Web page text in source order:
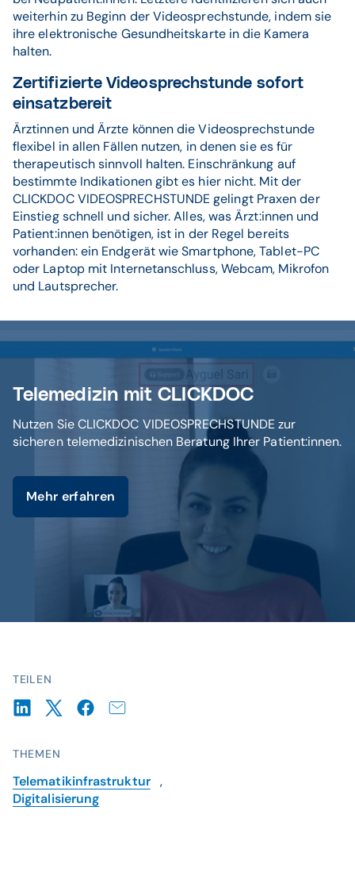
TEILEN
THEMEN
Telematikinfrastruktur ,
Digitalisierung
weiterhin zu Beginn der Videosprechstunde, indem sie
ihre elektronische Gesundheitskarte in die Kamera
halten.
Zertifizierte Videosprechstunde sofort
einsatzbereit
Ärztinnen und Ärzte können die Videosprechstunde
flexibel in allen Fällen nutzen, in denen sie es für
therapeutisch sinnvoll halten. Einschränkung auf
bestimmte Indikationen gibt es hier nicht. Mit der
CLICKDOC VIDEOSPRECHSTUNDE gelingt Praxen der
Einstieg schnell und sicher. Alles, was Ärzt:innen und
Patient:innen benötigen, ist in der Regel bereits
vorhanden: ein Endgerät wie Smartphone, Tablet-PC
oder Laptop mit Internetanschluss, Webcam, Mikrofon
und Lautsprecher.
Telemedizin mit CLICKDOC
Nutzen Sie CLICKDOC VIDEOSPRECHSTUNDE zur
sicheren telemedizinischen Beratung Ihrer Patient:innen.
Mehr erfahren